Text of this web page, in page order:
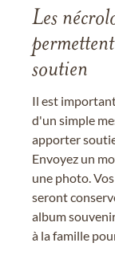
Les
soutien
Il est
d'un simple
apporter
Envoyez un
une photo.
seront
album
à la famille